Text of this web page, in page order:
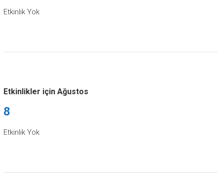
Etkinlik Yok
Etkinlikler için Ağustos
8
Etkinlik Yok